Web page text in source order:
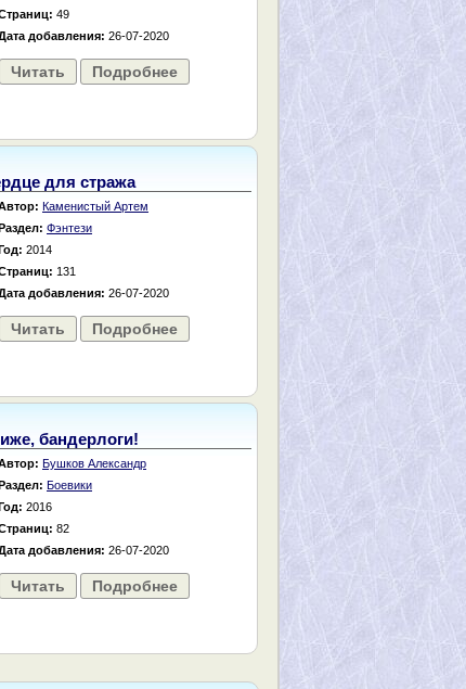
49
добавления: 26-07-2020
Читать Подробнее
для стража
Каменистый Артем
Фэнтези
2014
131
добавления: 26-07-2020
Читать Подробнее
бандерлоги!
Бушков Александр
Боевики
2016
82
добавления: 26-07-2020
Читать Подробнее